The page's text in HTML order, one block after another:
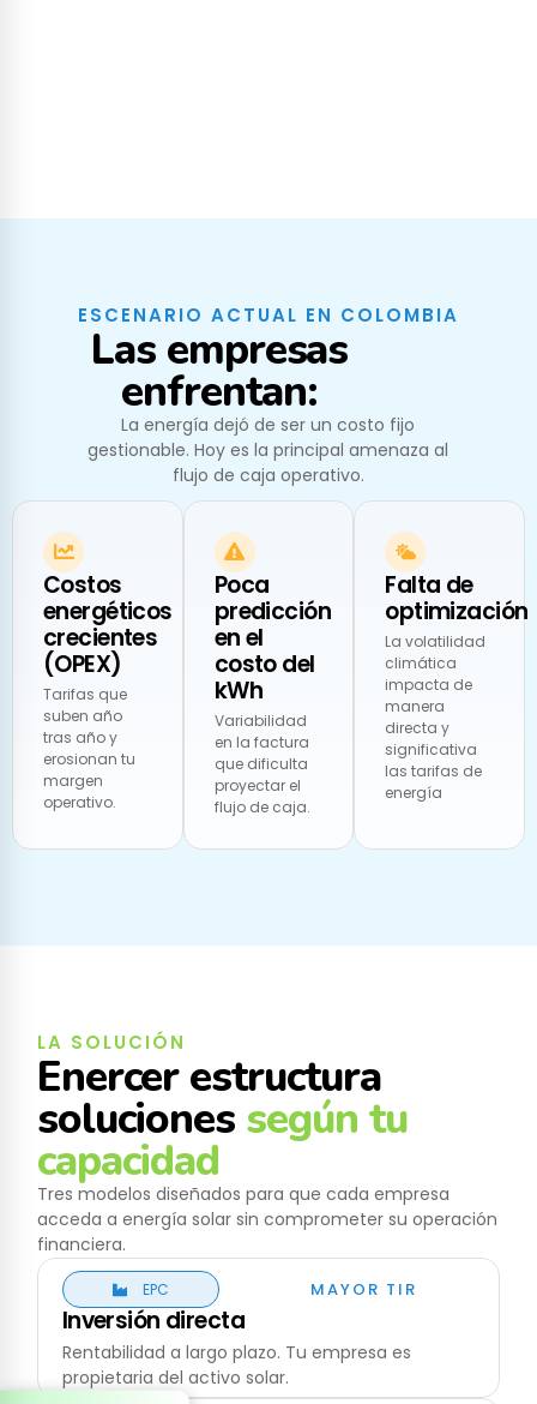
ESCENARIO ACTUAL EN COLOMBIA
Las empresas
enfrentan:
La energía dejó de ser un costo fijo
gestionable. Hoy es la principal amenaza al
flujo de caja operativo.
Costos
energéticos
crecientes
(OPEX)
Tarifas que
suben año
tras año y
erosionan tu
margen
operativo.
Poca
predicción
en el
costo del
kWh
Variabilidad
en la factura
que dificulta
proyectar el
flujo de caja.
Falta de
optimización
La volatilidad
climática
impacta de
manera
directa y
significativa
las tarifas de
energía
LA SOLUCIÓN
Enercer estructura
soluciones según tu
capacidad
Tres modelos diseñados para que cada empresa
acceda a energía solar sin comprometer su operación
financiera.
EPC MAYOR TIR
Inversión directa
Rentabilidad a largo plazo. Tu empresa es
propietaria del activo solar.